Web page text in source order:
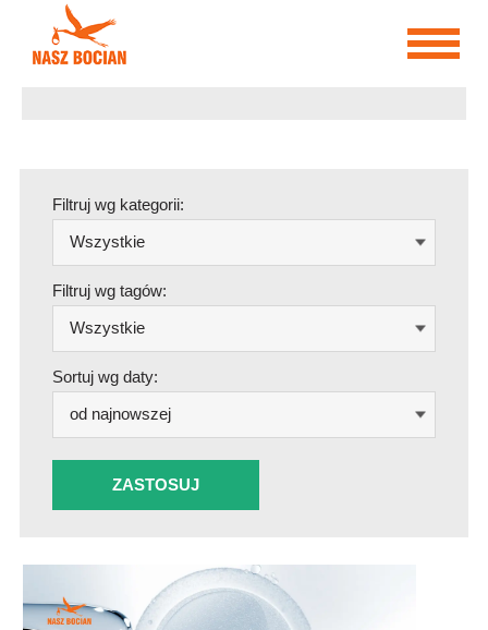
Filtruj wg kategorii:
Wszystkie
Filtruj wg tagów:
Wszystkie
Sortuj wg daty:
od najnowszej
ARTYKUŁ